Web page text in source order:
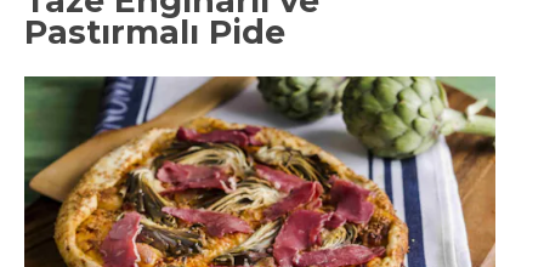
Pastırmalı Pide